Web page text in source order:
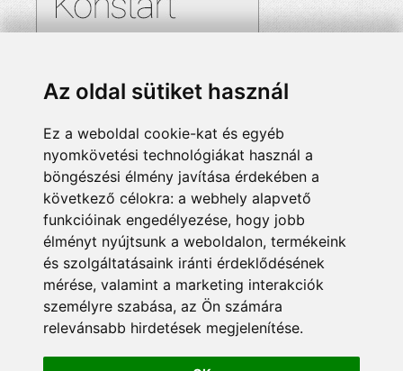
Az oldal sütiket használ
Ez a weboldal cookie-kat és egyéb
nyomkövetési technológiákat használ a
böngészési élmény javítása érdekében a
következő célokra: a webhely alapvető
funkcióinak engedélyezése, hogy jobb
élményt nyújtsunk a weboldalon, termékeink
és szolgáltatásaink iránti érdeklődésének
mérése, valamint a marketing interakciók
személyre szabása, az Ön számára
relevánsabb hirdetések megjelenítése.